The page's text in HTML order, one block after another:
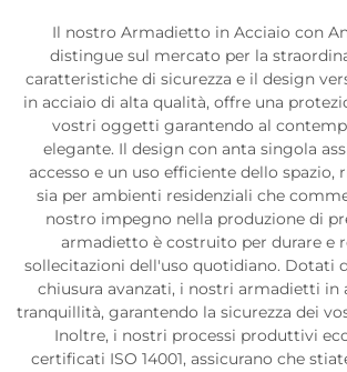
Il nostro Armadietto in Acciaio con
distingue sul mercato per la
caratteristiche di sicurezza e il design
in acciaio di alta qualità, offre una
vostri oggetti garantendo al
elegante. Il design con anta singola
accesso e un uso efficiente dello spazio,
sia per ambienti residenziali che
nostro impegno nella produzione di
armadietto è costruito per durare e
sollecitazioni dell'uso quotidiano. Dotati
chiusura avanzati, i nostri armadietti in
tranquillità, garantendo la sicurezza dei
Inoltre, i nostri processi produttivi
certificati ISO 14001, assicurano che